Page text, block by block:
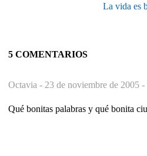
La vida es
5 COMENTARIOS
Octavia - 23 de noviembre de 2005 -
Qué bonitas palabras y qué bonita